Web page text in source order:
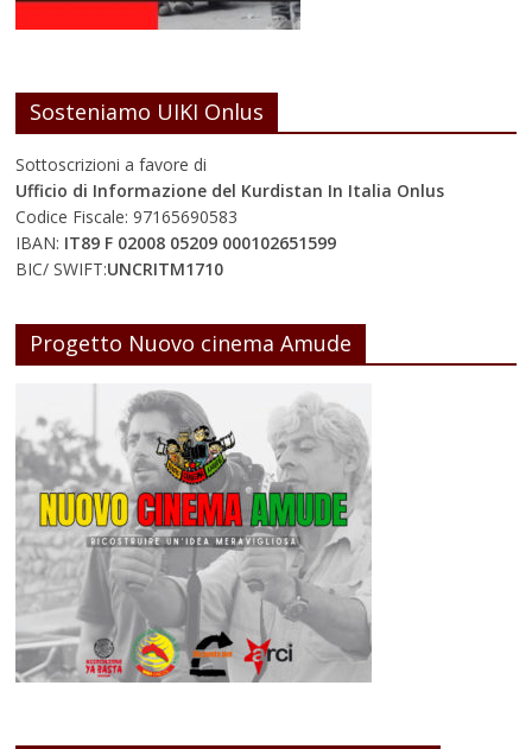
Sosteniamo UIKI Onlus
Sottoscrizioni a favore di
Ufficio di Informazione del Kurdistan In Italia Onlus
Codice Fiscale: 97165690583
IBAN: IT89 F 02008 05209 000102651599
BIC/ SWIFT:UNCRITM1710
Progetto Nuovo cinema Amude